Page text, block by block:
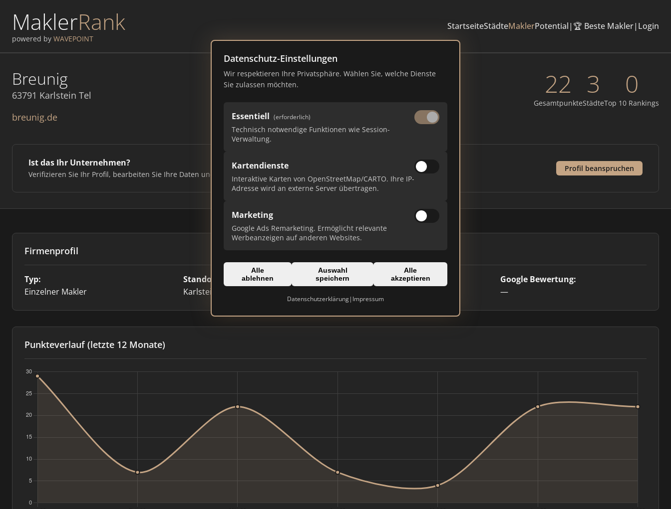
MaklerRank
powered by WAVEPOINT
StartseiteStädteMaklerPotential| 🏆 Beste Makler| Login
Datenschutz-Einstellungen
Wir respektieren Ihre Privatsphäre. Wählen Sie, welche Dienste
Sie zulassen möchten.
Essentiell (erforderlich)
Technisch notwendige Funktionen wie Session-
Verwaltung.
Kartendienste
Interaktive Karten von OpenStreetMap/CARTO. Ihre IP-
Adresse wird an externe Server übertragen.
Marketing
Google Ads Remarketing. Ermöglicht relevante
Werbeanzeigen auf anderen Websites.
Alle
ablehnen
Auswahl
speichern
Alle
akzeptieren
Datenschutzerklärung| Impressum
Breunig
63791 Karlstein Tel
breunig.de
22
Gesamtpunkte
3
Städte
0
Top 10 Rankings
Ist das Ihr Unternehmen?
Verifizieren Sie Ihr Profil, bearbeiten Sie Ihre Daten und erhalten Sie monatliche Ranking-Updates.
Profil beanspruchen
Firmenprofil
Typ:
Einzelner Makler
Standort:
Karlstein Tel
Domain:
Google Bewertung:
—
Punkteverlauf (letzte 12 Monate)